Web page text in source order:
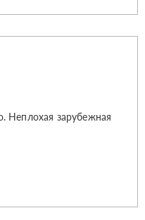
Неплохая зарубежная